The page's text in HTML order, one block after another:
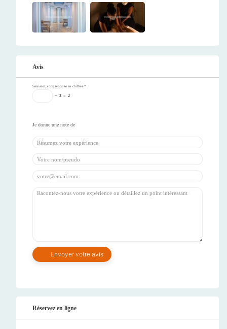
Avis
Saisissez votre réponse en chiffres *
− 3 = 2
Réservez en ligne